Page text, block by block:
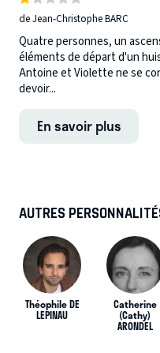
de Jean-Christophe BARC
Quatre personnes, un
éléments de départ d'un
Antoine et Violette ne se
devoir...
En savoir plus
AUTRES
Théophile DE
LEPINAU
Catherine
(Cathy)
ARONDEL